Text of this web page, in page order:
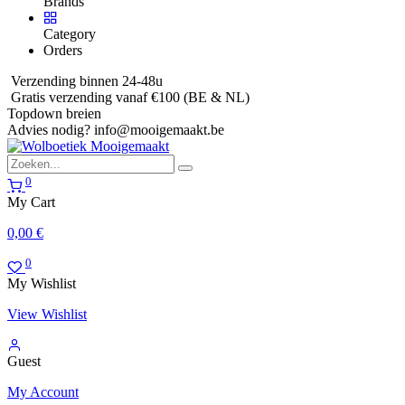
Category
Orders
Verzending binnen 24-48u
Gratis verzending vanaf €100 (BE & NL)
Topdown breien
Advies nodig? info@mooigemaakt.be
0
My Cart
0,00 €
0
My Wishlist
View Wishlist
Guest
My Account